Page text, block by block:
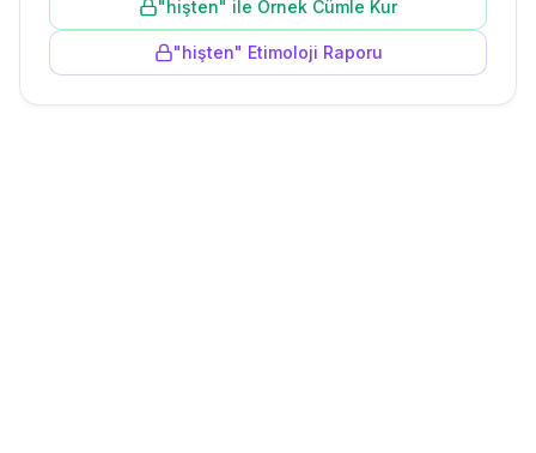
"hişten" ile Örnek Cümle Kur
"hişten" Etimoloji Raporu